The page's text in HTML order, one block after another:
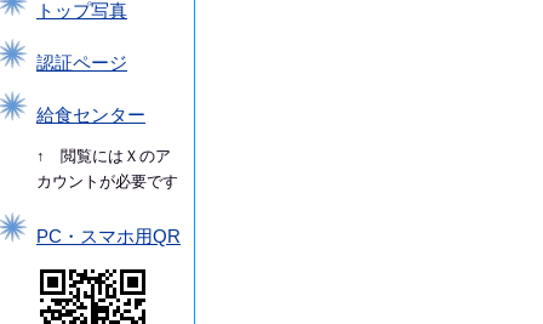
トップ写真
認証ページ
給食センター
↑ 閲覧にはＸのア
カウントが必要です
PC・スマホ用QR